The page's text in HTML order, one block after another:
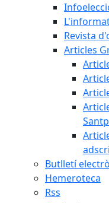
Revista
Articles
Butlletí
Hemeroteca
Rss